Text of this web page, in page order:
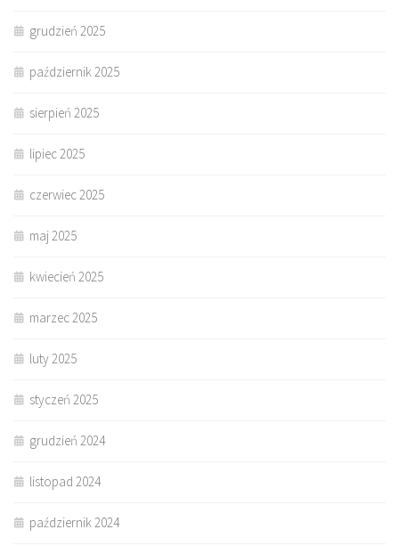
grudzień 2025
październik 2025
sierpień 2025
lipiec 2025
czerwiec 2025
maj 2025
kwiecień 2025
marzec 2025
luty 2025
styczeń 2025
grudzień 2024
listopad 2024
październik 2024